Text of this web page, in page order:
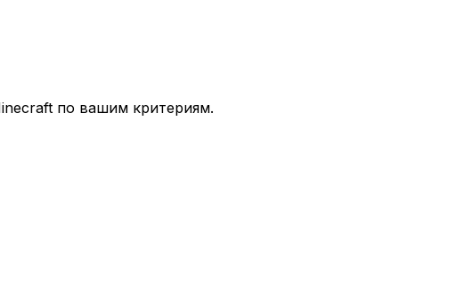
по вашим критериям.